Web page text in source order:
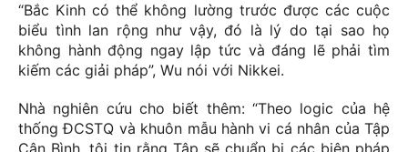
“Bắc Kinh có thể không lường trước được các cuộc
biểu tình lan rộng như vậy, đó là lý do tại sao họ
không hành động ngay lập tức và đáng lẽ phải tìm
kiếm các giải pháp”, Wu nói với Nikkei.
Nhà nghiên cứu cho biết thêm: “Theo logic của hệ
thống ĐCSTQ và khuôn mẫu hành vi cá nhân của Tập